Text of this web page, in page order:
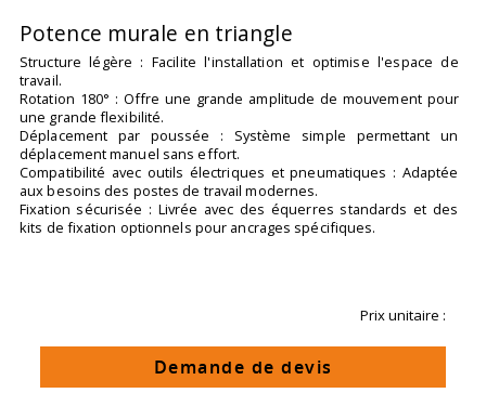
Potence murale en triangle
Structure légère : Facilite l'installation et optimise l'espace de
travail.
Rotation 180° : Offre une grande amplitude de mouvement pour
une grande flexibilité.
Déplacement par poussée : Système simple permettant un
déplacement manuel sans effort.
Compatibilité avec outils électriques et pneumatiques : Adaptée
aux besoins des postes de travail modernes.
Fixation sécurisée : Livrée avec des équerres standards et des
kits de fixation optionnels pour ancrages spécifiques.
Prix unitaire :
Demande de devis